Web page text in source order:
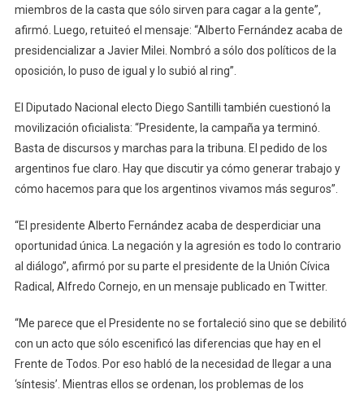
miembros de la casta que sólo sirven para cagar a la gente”,
afirmó. Luego, retuiteó el mensaje: “Alberto Fernández acaba de
presidencializar a Javier Milei. Nombró a sólo dos políticos de la
oposición, lo puso de igual y lo subió al ring”.
El Diputado Nacional electo Diego Santilli también cuestionó la
movilización oficialista: “Presidente, la campaña ya terminó.
Basta de discursos y marchas para la tribuna. El pedido de los
argentinos fue claro. Hay que discutir ya cómo generar trabajo y
cómo hacemos para que los argentinos vivamos más seguros”.
“El presidente Alberto Fernández acaba de desperdiciar una
oportunidad única. La negación y la agresión es todo lo contrario
al diálogo”, afirmó por su parte el presidente de la Unión Cívica
Radical, Alfredo Cornejo, en un mensaje publicado en Twitter.
“Me parece que el Presidente no se fortaleció sino que se debilitó
con un acto que sólo escenificó las diferencias que hay en el
Frente de Todos. Por eso habló de la necesidad de llegar a una
‘síntesis’. Mientras ellos se ordenan, los problemas de los